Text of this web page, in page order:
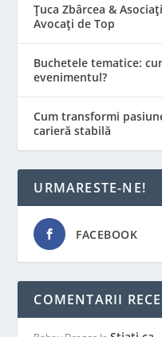
Țuca Zbârcea &
Avocați de Top
Buchetele tematice:
evenimentul?
Cum transformi
carieră stabilă
URMARESTE-NE!
FACEBOOK
COMENTARII